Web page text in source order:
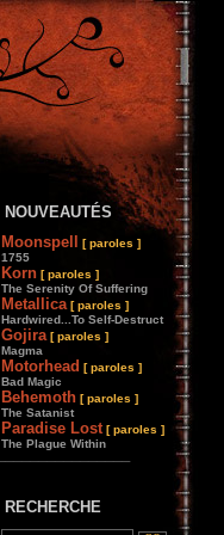
NOUVEAUTÉS
Moonspell
[ paroles ]
1755
Korn [ paroles ]
The Serenity Of Suffering
Metallica [ paroles ]
Hardwired...To Self-Destruct
Gojira [ paroles ]
Magma
Motorhead [ paroles ]
Bad Magic
Behemoth [ paroles ]
The Satanist
Paradise Lost [ paroles ]
The Plague Within
________________
RECHERCHE